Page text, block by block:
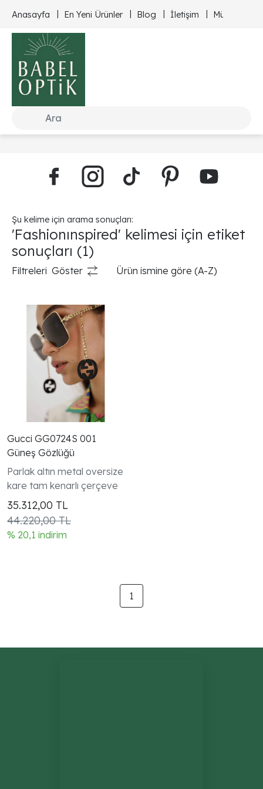
Anasayfa En Yeni Ürünler Blog İletişim Müşteri
Şu kelime için arama sonuçları:
'Fashionınspired' kelimesi için etiket
sonuçları (1)
Filtreleri Göster Ürün ismine göre (A-Z)
Gucci GG0724S 001
Güneş Gözlüğü
Parlak altın metal oversize
kare tam kenarlı çerçeve
35.312,00 TL
44.220,00 TL
% 20,1 indirim
1